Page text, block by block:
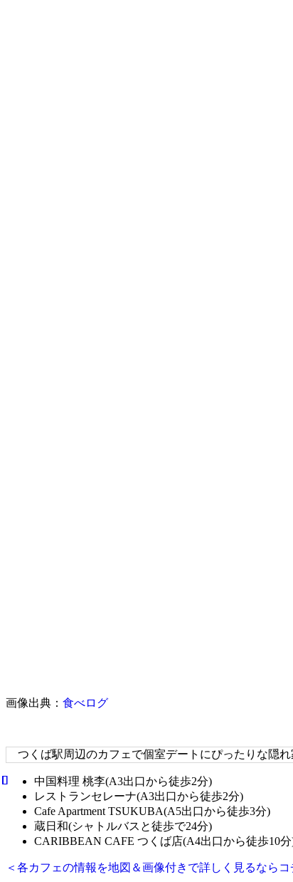
画像出典： 食べログ
つくば駅周辺のカフェで個室デートにぴったりな隠れ
中国料理 桃李(A3出口から徒歩2分)
レストランセレーナ(A3出口から徒歩2分)
Cafe Apartment TSUKUBA(A5出口から徒歩3分)
蔵日和(シャトルバスと徒歩で24分)
CARIBBEAN CAFE つくば店(A4出口から徒歩10
＜各カフェの情報を地図＆画像付きで詳しく見るならコ